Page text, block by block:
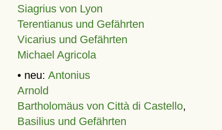
Siagrius von Lyon
Terentianus und Gefährten
Vicarius und Gefährten
Michael Agricola
• neu: Antonius
Arnold
Bartholomäus von Città di Castello,
Basilius und Gefährten